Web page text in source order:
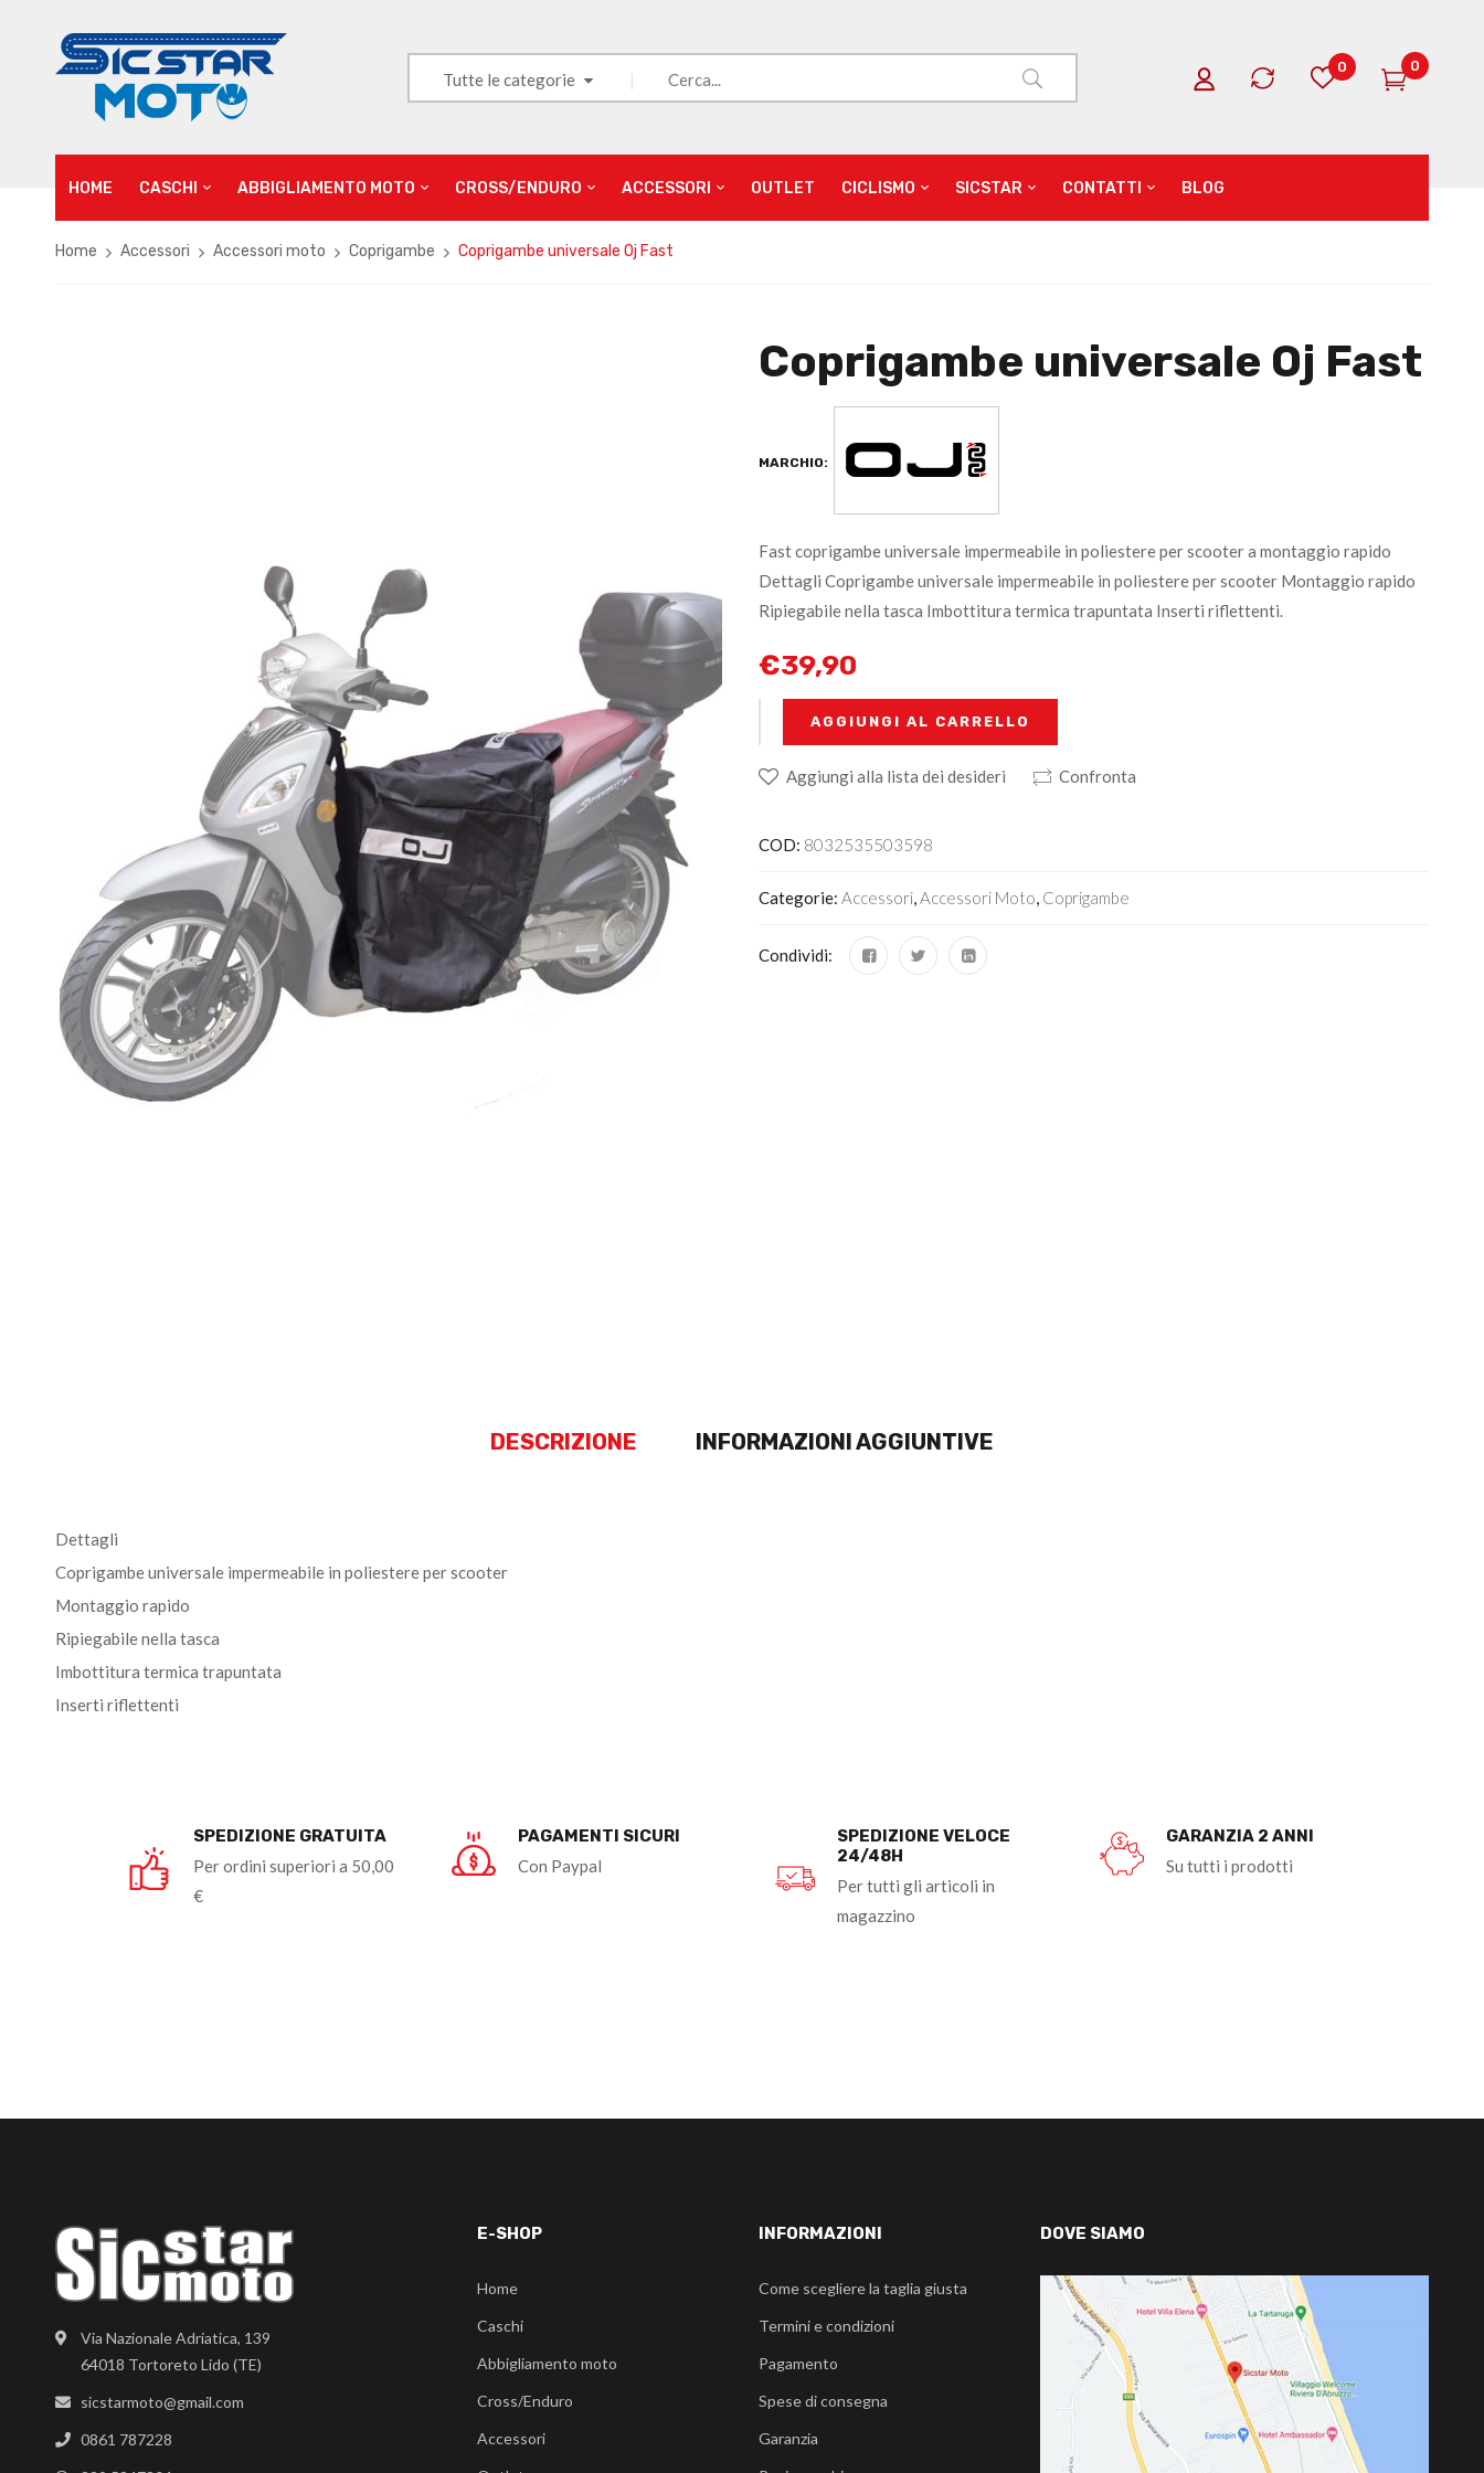
Tutte le categorie
0 0
HOME CASCHI ABBIGLIAMENTO MOTO CROSS/ENDURO ACCESSORI OUTLET CICLISMO SICSTAR CONTATTI BLOG
Home Accessori Accessori moto Coprigambe Coprigambe universale Oj Fast
Coprigambe universale Oj Fast
MARCHIO:
Fast coprigambe universale impermeabile in poliestere per scooter a montaggio rapido
Dettagli Coprigambe universale impermeabile in poliestere per scooter Montaggio rapido
Ripiegabile nella tasca Imbottitura termica trapuntata Inserti riflettenti.
€39,90
AGGIUNGI AL CARRELLO
Aggiungi alla lista dei desideri Confronta
COD: 8032535503598
Categorie: Accessori Accessori Moto Coprigambe
Condividi:
DESCRIZIONE INFORMAZIONI AGGIUNTIVE
Dettagli
Coprigambe universale impermeabile in poliestere per scooter
Montaggio rapido
Ripiegabile nella tasca
Imbottitura termica trapuntata
Inserti riflettenti
SPEDIZIONE GRATUITA
Per ordini superiori a 50,00
€
PAGAMENTI SICURI
Con Paypal
SPEDIZIONE VELOCE
24/48H
Per tutti gli articoli in
magazzino
GARANZIA 2 ANNI
Su tutti i prodotti
Via Nazionale Adriatica, 139
64018 Tortoreto Lido (TE)
sicstarmoto@gmail.com
0861 787228
E-SHOP
Home
Caschi
Abbigliamento moto
Cross/Enduro
Accessori
INFORMAZIONI
Come scegliere la taglia giusta
Termini e condizioni
Pagamento
Spese di consegna
Garanzia
DOVE SIAMO